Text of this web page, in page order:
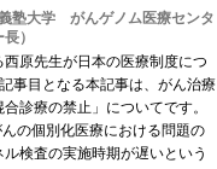
塾大学 がんゲノム医療センタ
）
原先生が日本の医療制度につ
事目となる本記事は、がん治療
診療の禁止」についてです。
の個別化医療における問題の
検査の実施時期が遅いという